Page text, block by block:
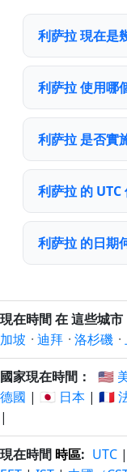
利萨拉 現在是
利萨拉 使用哪
利萨拉 是否實
利萨拉 的 UTC
利萨拉 的日期
現在時間 在 這些城市
加坡 · 迪拜 · 洛杉磯 ·
國家現在時間： 🇺🇸
德國 | 🇯🇵 日本 | 🇫🇷
|
現在時間 時區: UTC |